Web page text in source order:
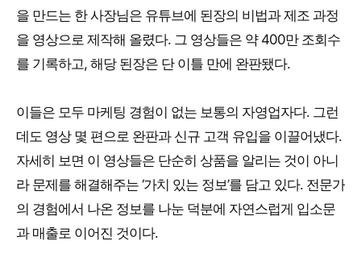
을 만드는 한 사장님은 유튜브에 된장의 비법과 제조 과정
을 영상으로 제작해 올렸다. 그 영상들은 약 400만 조회수
를 기록하고, 해당 된장은 단 이틀 만에 완판됐다.
이들은 모두 마케팅 경험이 없는 보통의 자영업자다. 그런
데도 영상 몇 편으로 완판과 신규 고객 유입을 이끌어냈다.
자세히 보면 이 영상들은 단순히 상품을 알리는 것이 아니
라 문제를 해결해주는 ‘가치 있는 정보’를 담고 있다. 전문가
의 경험에서 나온 정보를 나눈 덕분에 자연스럽게 입소문
과 매출로 이어진 것이다.